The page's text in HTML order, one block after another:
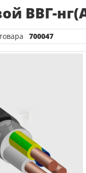
ВВГ-
700047